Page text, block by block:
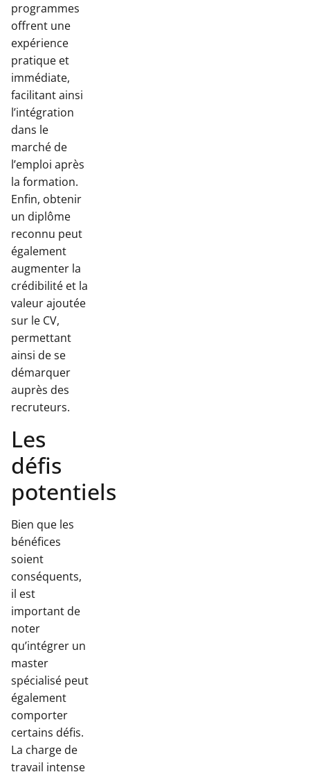
programmes
offrent une
expérience
pratique et
immédiate,
facilitant ainsi
l’intégration
dans le
marché de
l’emploi après
la formation.
Enfin, obtenir
un diplôme
reconnu peut
également
augmenter la
crédibilité et la
valeur ajoutée
sur le CV,
permettant
ainsi de se
démarquer
auprès des
recruteurs.
Les
défis
potentiels
Bien que les
bénéfices
soient
conséquents,
il est
important de
noter
qu’intégrer un
master
spécialisé peut
également
comporter
certains défis.
La charge de
travail intense